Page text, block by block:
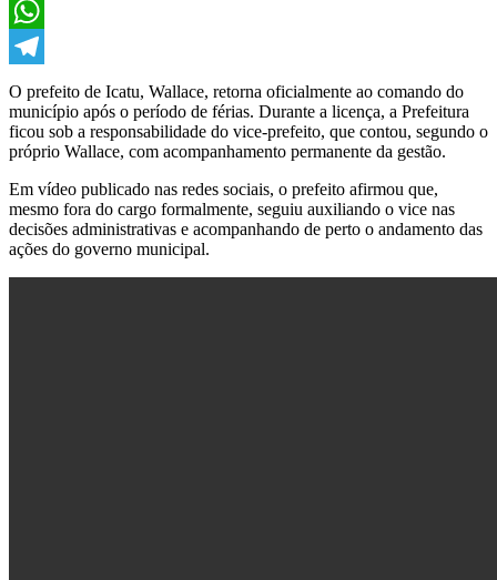
X
WhatsApp
Telegram
O prefeito de Icatu, Wallace, retorna oficialmente ao comando do
município após o período de férias. Durante a licença, a Prefeitura
ficou sob a responsabilidade do vice-prefeito, que contou, segundo o
próprio Wallace, com acompanhamento permanente da gestão.
Em vídeo publicado nas redes sociais, o prefeito afirmou que,
mesmo fora do cargo formalmente, seguiu auxiliando o vice nas
decisões administrativas e acompanhando de perto o andamento das
ações do governo municipal.